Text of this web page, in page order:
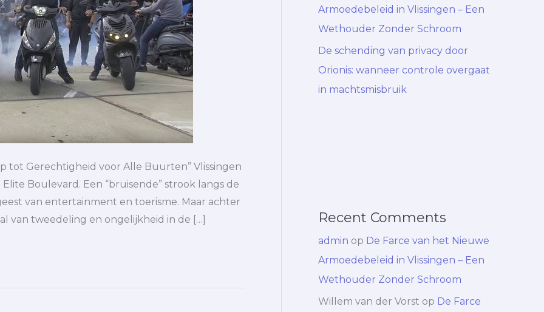
tot Gerechtigheid voor Alle Buurten” Vlissingen
Boulevard. Een “bruisende” strook langs de
van entertainment en toerisme. Maar achter
van tweedeling en ongelijkheid in de […]
Armoedebeleid in Vlissingen – Een
Wethouder Zonder Schroom
De schending van privacy door
Orionis: wanneer controle overgaat
in machtsmisbruik
Recent Comments
admin op De Farce van het Nieuwe
Armoedebeleid in Vlissingen – Een
Wethouder Zonder Schroom
Willem van der Vorst op De Farce